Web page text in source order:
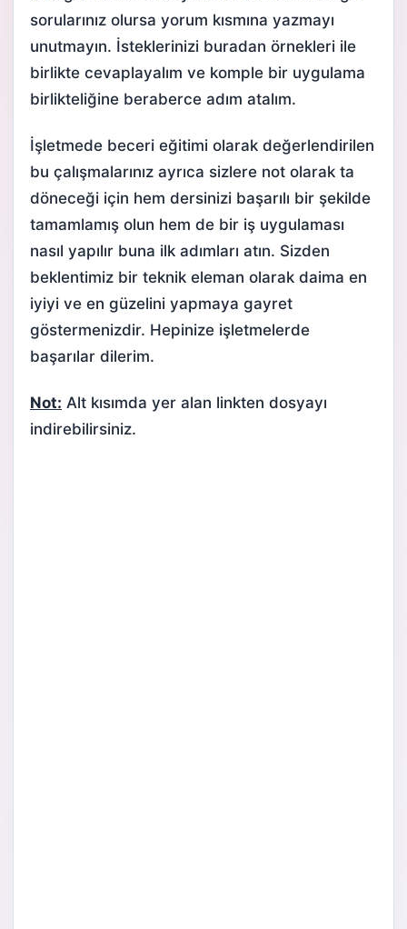
sorularınız olursa yorum kısmına yazmayı
unutmayın. İsteklerinizi buradan örnekleri ile
birlikte cevaplayalım ve komple bir uygulama
birlikteliğine beraberce adım atalım.
İşletmede beceri eğitimi olarak değerlendirilen
bu çalışmalarınız ayrıca sizlere not olarak ta
döneceği için hem dersinizi başarılı bir şekilde
tamamlamış olun hem de bir iş uygulaması
nasıl yapılır buna ilk adımları atın. Sizden
beklentimiz bir teknik eleman olarak daima en
iyiyi ve en güzelini yapmaya gayret
göstermenizdir. Hepinize işletmelerde
başarılar dilerim.
Not: Alt kısımda yer alan linkten dosyayı
indirebilirsiniz.